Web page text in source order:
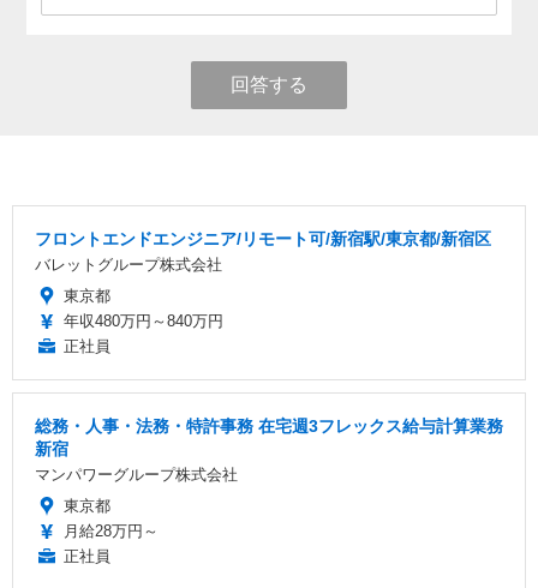
回答する
フロントエンドエンジニア/リモート可/新宿駅/東京都/新宿区
バレットグループ株式会社
東京都
年収480万円～840万円
正社員
総務・人事・法務・特許事務 在宅週3フレックス給与計算業務
新宿
マンパワーグループ株式会社
東京都
月給28万円～
正社員